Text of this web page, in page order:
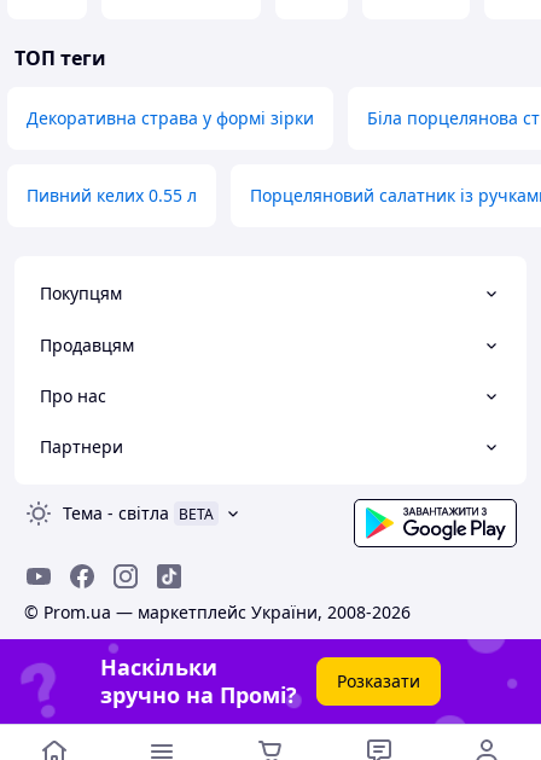
ТОП теги
Декоративна страва у формі зірки Біла порцелянова
Пивний келих 0.55 л Порцеляновий салатник із
Покупцям
Продавцям
Про нас
Партнери
Тема - світла BETA
© Prom.ua — маркетплейс України, 2008-2026
Наскільки
зручно на Промі?
Розказати